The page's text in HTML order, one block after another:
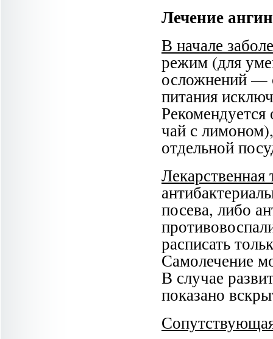
Лечение
В начале
режим (для
осложнений —
питания
чай с
отдельной
Лекарственная
посева, либо
расписать
Самолечение
В случае
показано